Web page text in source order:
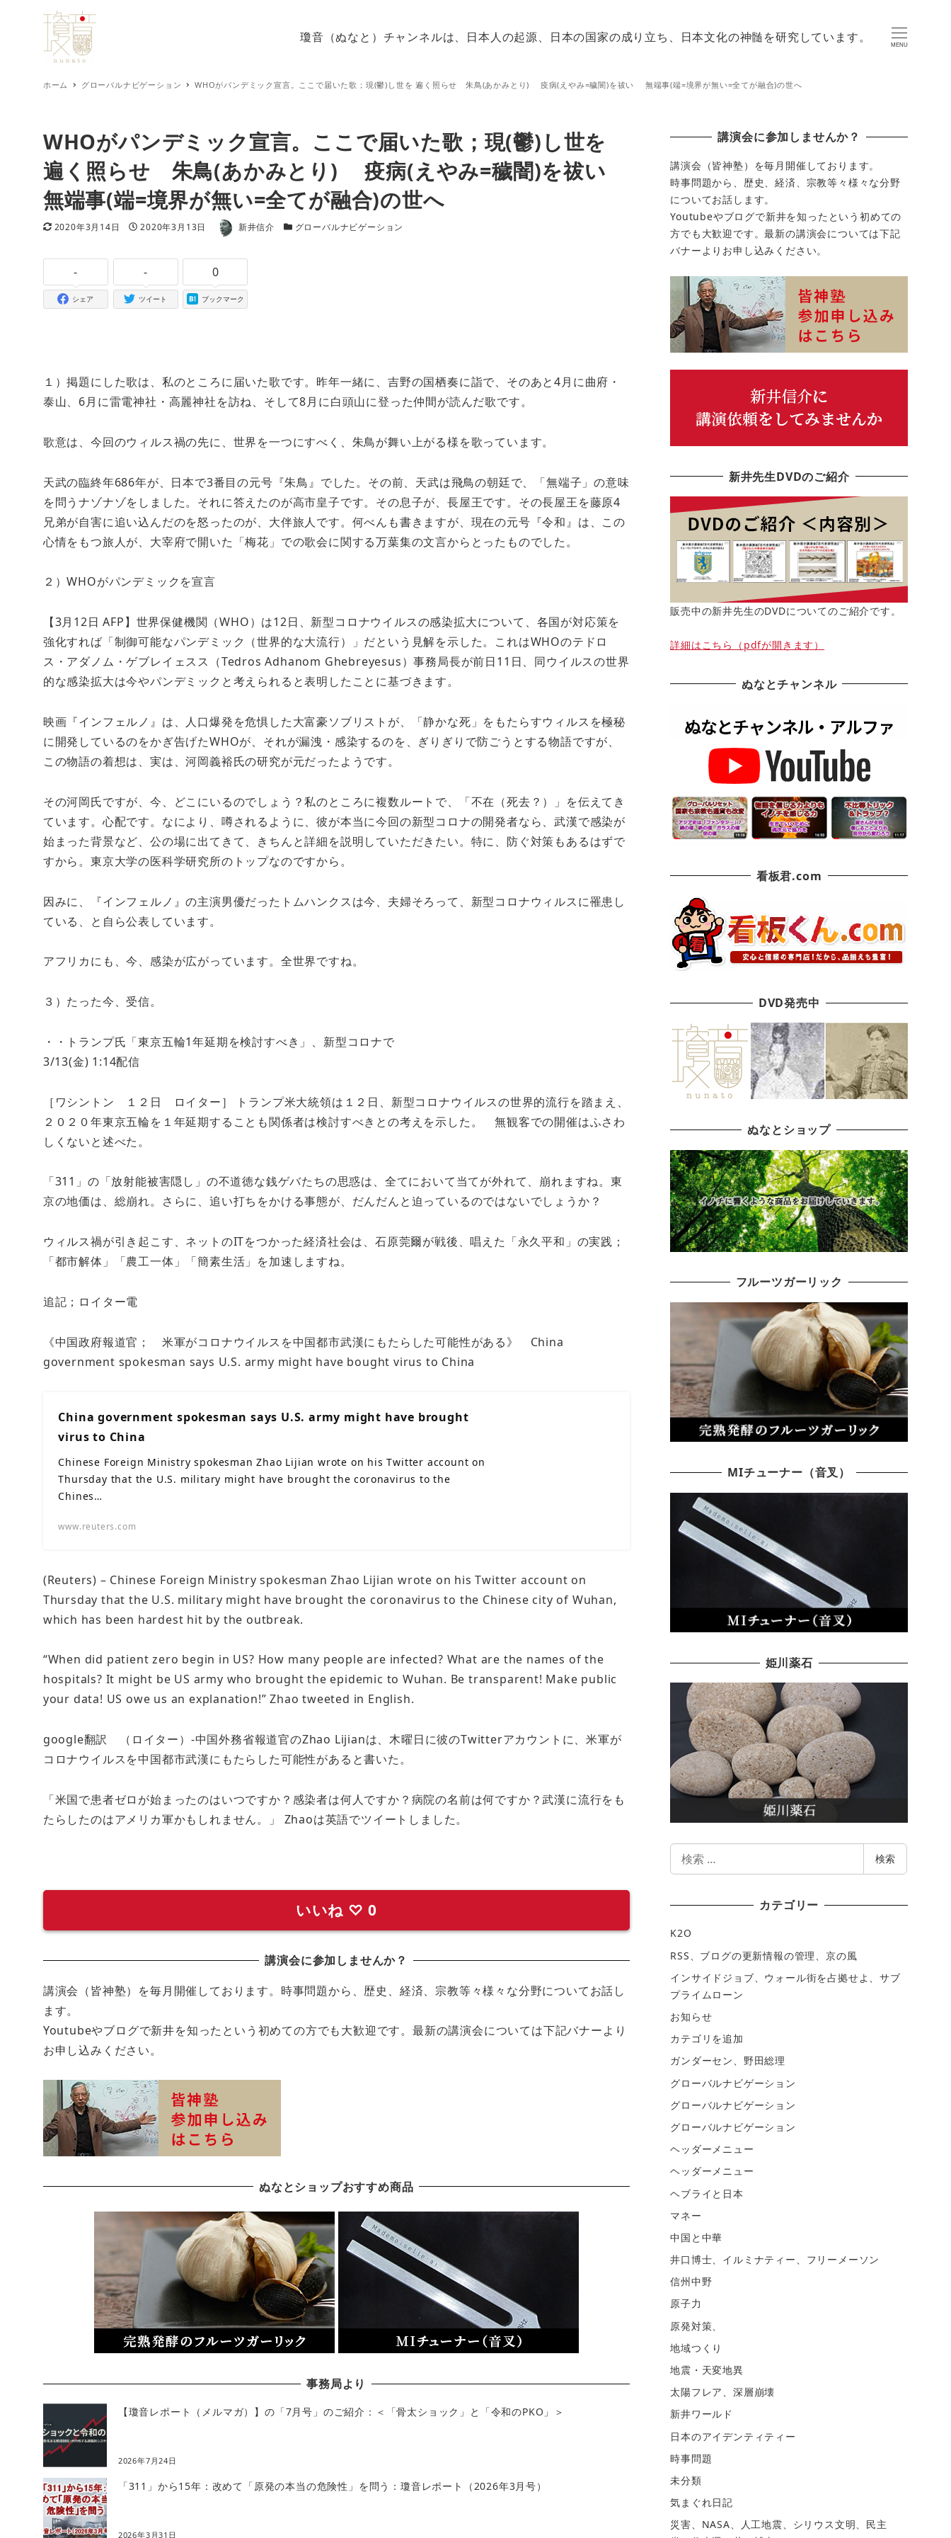
瓊音（ぬなと）チャンネルは、日本人の起源、日本の国家の成り立ち、日本文化の神髄を研究しています。
MENU
ホーム グローバルナビゲーション WHOがパンデミック宣言。ここで届いた歌；現(鬱)し世を 遍く照らせ 朱鳥(あかみとり) 疫病(えやみ=穢闇)を祓い 無端事(端=境界が無い=全てが融合)の世へ
WHOがパンデミック宣言。ここで届いた歌；現(鬱)し世を
遍く照らせ 朱鳥(あかみとり) 疫病(えやみ=穢闇)を祓い
無端事(端=境界が無い=全てが融合)の世へ
更新日
2020年3月14日 投稿日
2020年3月13日 著者 新井信介 カテゴリー
グローバルナビゲーション
-
シェア
-
ツイート
0
ブックマーク
１）掲題にした歌は、私のところに届いた歌です。昨年一緒に、吉野の国栖奏に詣で、そのあと4月に曲府・
泰山、6月に雷電神社・高麗神社を訪ね、そして8月に白頭山に登った仲間が読んだ歌です。
歌意は、今回のウィルス禍の先に、世界を一つにすべく、朱鳥が舞い上がる様を歌っています。
天武の臨終年686年が、日本で3番目の元号『朱鳥』でした。その前、天武は飛鳥の朝廷で、「無端子」の意味
を問うナゾナゾをしました。それに答えたのが高市皇子です。その息子が、長屋王です。その長屋王を藤原4
兄弟が自害に追い込んだのを怒ったのが、大伴旅人です。何べんも書きますが、現在の元号『令和』は、この
心情をもつ旅人が、大宰府で開いた「梅花」での歌会に関する万葉集の文言からとったものでした。
２）WHOがパンデミックを宣言
【3月12日 AFP】世界保健機関（WHO）は12日、新型コロナウイルスの感染拡大について、各国が対応策を
強化すれば「制御可能なパンデミック（世界的な大流行）」だという見解を示した。これはWHOのテドロ
ス・アダノム・ゲブレイェスス（Tedros Adhanom Ghebreyesus）事務局長が前日11日、同ウイルスの世界
的な感染拡大は今やパンデミックと考えられると表明したことに基づきます。
映画『インフェルノ』は、人口爆発を危惧した大富豪ソブリストが、「静かな死」をもたらすウィルスを極秘
に開発しているのをかぎ告げたWHOが、それが漏洩・感染するのを、ぎりぎりで防ごうとする物語ですが、
この物語の着想は、実は、河岡義裕氏の研究が元だったようです。
その河岡氏ですが、今、どこにいるのでしょう？私のところに複数ルートで、「不在（死去？）」を伝えてき
ています。心配です。なにより、噂されるように、彼が本当に今回の新型コロナの開発者なら、武漢で感染が
始まった背景など、公の場に出てきて、きちんと詳細を説明していただきたい。特に、防ぐ対策もあるはずで
すから。東京大学の医科学研究所のトップなのですから。
因みに、『インフェルノ』の主演男優だったトムハンクスは今、夫婦そろって、新型コロナウィルスに罹患し
ている、と自ら公表しています。
アフリカにも、今、感染が広がっています。全世界ですね。
３）たった今、受信。
・・トランプ氏「東京五輪1年延期を検討すべき」、新型コロナで
3/13(金) 1:14配信
［ワシントン １２日 ロイター］ トランプ米大統領は１２日、新型コロナウイルスの世界的流行を踏まえ、
２０２０年東京五輪を１年延期することも関係者は検討すべきとの考えを示した。 無観客での開催はふさわ
しくないと述べた。
「311」の「放射能被害隠し」の不道徳な銭ゲバたちの思惑は、全てにおいて当てが外れて、崩れますね。東
京の地価は、総崩れ。さらに、追い打ちをかける事態が、だんだんと迫っているのではないでしょうか？
ウィルス禍が引き起こす、ネットのITをつかった経済社会は、石原莞爾が戦後、唱えた「永久平和」の実践；
「都市解体」「農工一体」「簡素生活」を加速しますね。
追記；ロイター電
《中国政府報道官； 米軍がコロナウイルスを中国都市武漢にもたらした可能性がある》 China
government spokesman says U.S. army might have bought virus to China
China government spokesman says U.S. army might have brought
virus to China
Chinese Foreign Ministry spokesman Zhao Lijian wrote on his Twitter account on
Thursday that the U.S. military might have brought the coronavirus to the
Chines…
www.reuters.com
(Reuters) – Chinese Foreign Ministry spokesman Zhao Lijian wrote on his Twitter account on
Thursday that the U.S. military might have brought the coronavirus to the Chinese city of Wuhan,
which has been hardest hit by the outbreak.
“When did patient zero begin in US? How many people are infected? What are the names of the
hospitals? It might be US army who brought the epidemic to Wuhan. Be transparent! Make public
your data! US owe us an explanation!” Zhao tweeted in English.
google翻訳 （ロイター）-中国外務省報道官のZhao Lijianは、木曜日に彼のTwitterアカウントに、米軍が
コロナウイルスを中国都市武漢にもたらした可能性があると書いた。
「米国で患者ゼロが始まったのはいつですか？感染者は何人ですか？病院の名前は何ですか？武漢に流行をも
たらしたのはアメリカ軍かもしれません。」 Zhaoは英語でツイートしました。
いいね ♡ 0
講演会に参加しませんか？
講演会（皆神塾）を毎月開催しております。時事問題から、歴史、経済、宗教等々様々な分野についてお話し
ます。
Youtubeやブログで新井を知ったという初めての方でも大歓迎です。最新の講演会については下記バナーより
お申し込みください。
ぬなとショップおすすめ商品
事務局より
【瓊音レポート（メルマガ）】の「7月号」のご紹介：＜「骨太ショック」と「令和のPKO」＞
2026年7月24日
「311」から15年：改めて「原発の本当の危険性」を問う：瓊音レポート（2026年3月号）
2026年3月31日
講演会に参加しませんか？
講演会（皆神塾）を毎月開催しております。
時事問題から、歴史、経済、宗教等々様々な分野
についてお話します。
Youtubeやブログで新井を知ったという初めての
方でも大歓迎です。最新の講演会については下記
バナーよりお申し込みください。
新井先生DVDのご紹介
販売中の新井先生のDVDについてのご紹介です。
詳細はこちら（pdfが開きます）
ぬなとチャンネル
看板君.com
DVD発売中
ぬなとショップ
フルーツガーリック
MIチューナー（音叉）
姫川薬石
検
検索
カテゴリー
K2O
RSS、ブログの更新情報の管理、京の風
インサイドジョブ、ウォール街を占拠せよ、サブ
プライムローン
お知らせ
カテゴリを追加
ガンダーセン、野田総理
グローバルナビゲーション
グローバルナビゲーション
グローバルナビゲーション
ヘッダーメニュー
ヘッダーメニュー
ヘブライと日本
マネー
中国と中華
井口博士、イルミナティー、フリーメーソン
信州中野
原子力
原発対策、
地域つくり
地震・天変地異
太陽フレア、深層崩壊
新井ワールド
日本のアイデンティティー
時事問題
未分類
気まぐれ日記
災害、NASA、人工地震、シリウス文明、民主